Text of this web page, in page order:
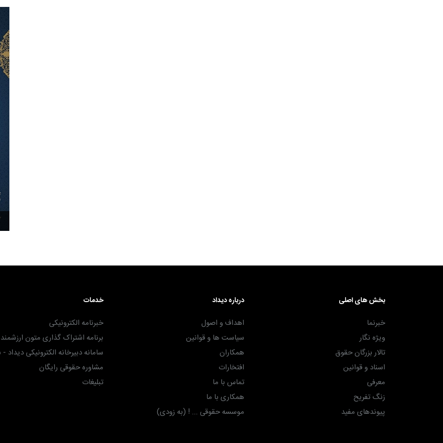
بخش های اصلی
خبرنما
ویژه نگار
تالار بزرگان حقوق
اسناد و قوانین
معرفی
زنگ تفریح
پیوندهای مفید
درباره دیداد
اهداف و اصول
سیاست ها و قوانین
همکاران
افتخارات
تماس با ما
همکاری با ما
موسسه حقوقی ... ! (به زودی)
خدمات
خبرنامه الکترونیکی
برنامه اشتراک گذاری متون
سامانه دبیرخانه الکترونیکی دیداد
مشاوره حقوقی رایگان
تبلیغات